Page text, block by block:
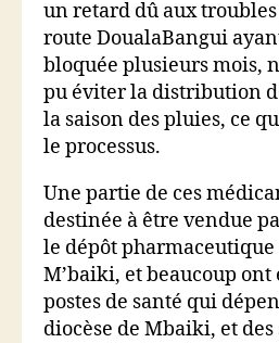
un retard dû aux
route DoualaBangui
bloquée plusieurs mois,
pu éviter la distribution
la saison des pluies, ce
le processus.
Une partie de ces
destinée à être vendue
le dépôt pharmaceutique
M’baiki, et beaucoup ont
postes de santé qui
diocèse de Mbaiki, et